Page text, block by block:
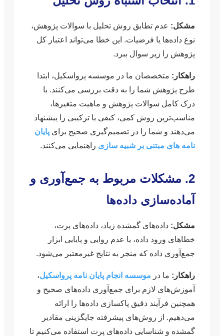
مشکل: عدم تطابق روش تحلیل با سوالات پژوهش،
نوع داده‌ها یا فرضیات. این خطا می‌تواند اعتبار کل
پژوهش را زیر سوال ببرد.
راهکار: متخصصان ما در موسسه پرواسکیل، ابتدا
طرح پژوهش شما را به دقت بررسی می‌کنند. با
درک کامل سوالات پژوهش و ماهیت متغیرها،
مناسب‌ترین روش کمی، کیفی یا ترکیبی را پیشنهاد
می‌دهند و شما را در تصمیم‌گیری صحیح برای پایان
نامه های مبتنی بر شبیه سازی راهنمایی می‌کنند.
2. مشکلات مربوط به جمع‌آوری و
آماده‌سازی داده‌ها
مشکل: داده‌های گمشده زیاد، داده‌های پرت،
خطاهای ورود داده، یا عدم روایی و پایایی ابزار
جمع‌آوری داده که منجر به نتایج غیرمعتبر می‌شود.
راهکار: ما در موسسه انجام پایان نامه پرواسکیل،
آموزش‌های لازم برای جمع‌آوری داده‌های صحیح و
همچنین فرآیند دقیق پاکسازی داده‌ها را ارائه
می‌دهیم. از روش‌های پیشرفته جایگزینی مقادیر
گمشده و شناسایی داده‌های پرت استفاده می‌کنیم تا